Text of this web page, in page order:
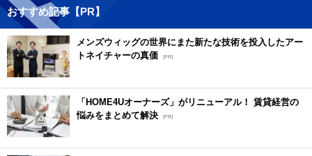
おすすめ記事【PR】
メンズウィッグの世界にまた新たな技術を投入したアー
トネイチャーの真価 [PR]
「HOME4Uオーナーズ」がリニューアル！ 賃貸経営の
悩みをまとめて解決 [PR]